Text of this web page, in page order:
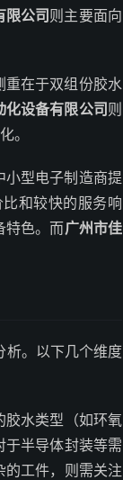
限公司 则主要面向
重在于双组份胶水
化设备有限公司 则
。
型电子制造商提
和较快的服务响
特色。而广州市佳
析。以下几个维度
胶水类型（如环氧
半导体封装等需
工件，则需关注